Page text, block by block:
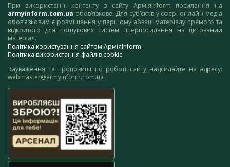
При використанні контенту з сайту АрміяInform посилання на
armyinform.com.ua обов’язкове. Для суб’єктів у сфері онлайн-медіа
обов’язковим є розміщення у першому абзаці матеріалу прямого та
відкритого для пошукових систем гіперпосилання на цитований
матеріал.
Політика користування сайтом АрміяInform
Політика використання файлів cookie
Зауваження та пропозиції по роботі сайту надсилайте на адресу:
webmaster@armyinform.com.ua